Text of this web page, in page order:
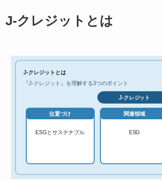
J-クレジットとは
J-クレジットとは
『J-クレジット』を理解する3つのポイント
J-クレジット
位置づけ
ESGとサステナブル
関連領域
ESG